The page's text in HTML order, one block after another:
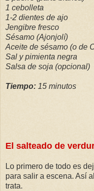
1 cebolleta
1-2 dientes de ajo
Jengibre fresco
Sésamo (Ajonjolí)
Aceite de sésamo (o de
Sal y pimienta negra
Salsa de soja (opcional)
Tiempo: 15 minutos
El salteado de
Lo primero de todo es
para salir a escena. Así
trata.